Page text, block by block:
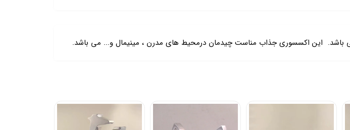
باشد. این اکسسوری جذاب مناست چیدمان درمحیط های مدرن ، مینیمال و... می باشد.